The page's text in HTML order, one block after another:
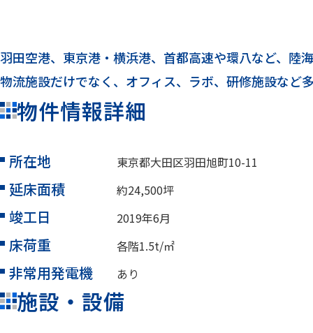
東京都大田区
羽田空港、東京港・横浜港、首都高速や環八など、陸
物流施設だけでなく、オフィス、ラボ、研修施設など
物件情報詳細
所在地 東京都大田区羽田旭町10-11
延床面積 約24,500坪
竣工日 2019年6月
床荷重 各階1.5t/㎡
非常用発電機 あり
施設・設備